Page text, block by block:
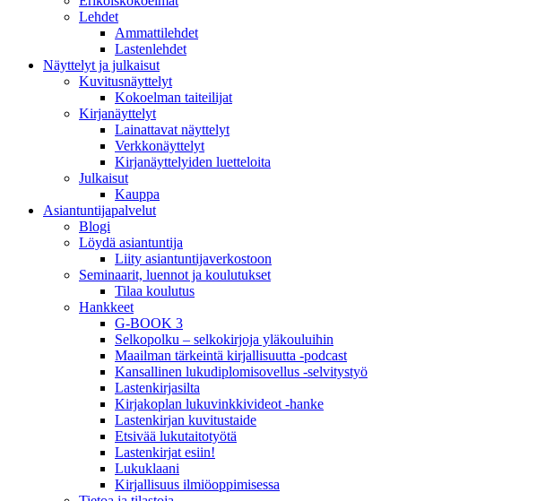
Lehdet
Ammattilehdet
Lastenlehdet
Näyttelyt ja julkaisut
Kuvitusnäyttelyt
Kokoelman taiteilijat
Kirjanäyttelyt
Lainattavat näyttelyt
Verkkonäyttelyt
Kirjanäyttelyiden luetteloita
Julkaisut
Kauppa
Asiantuntija­palvelut
Blogi
Löydä asiantuntija
Liity asiantuntijaverkostoon
Seminaarit, luennot ja koulutukset
Tilaa koulutus
Hankkeet
G-BOOK 3
Selkopolku – selkokirjoja yläkouluihin
Maailman tärkeintä kirjallisuutta -podcast
Kansallinen lukudiplomisovellus -selvitystyö
Lastenkirjasilta
Kirjakoplan lukuvinkkivideot -hanke
Lastenkirjan kuvitustaide
Etsivää lukutaitotyötä
Lastenkirjat esiin!
Lukuklaani
Kirjallisuus ilmiöoppimisessa